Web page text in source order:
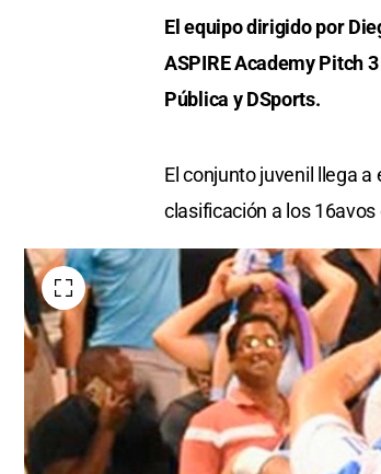
El equipo dirigido por
ASPIRE Academy Pitch
Pública y DSports.
El conjunto juvenil llega
clasificación a los